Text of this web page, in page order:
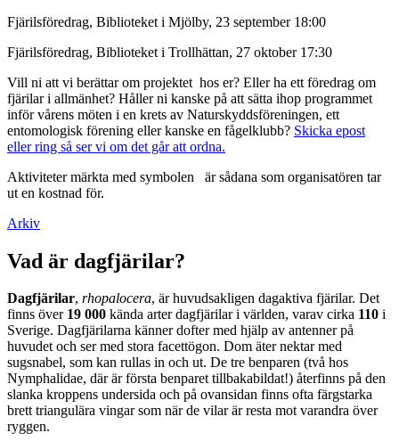
Fjärilsföredrag, Biblioteket i Mjölby, 23 september 18:00
Fjärilsföredrag, Biblioteket i Trollhättan, 27 oktober 17:30
Vill ni att vi berättar om projektet hos er? Eller ha ett föredrag om
fjärilar i allmänhet? Håller ni kanske på att sätta ihop programmet
inför vårens möten i en krets av Naturskyddsföreningen, ett
entomologisk förening eller kanske en fågelklubb? Skicka epost
eller ring så ser vi om det går att ordna.
Aktiviteter märkta med symbolen
är sådana som organisatören tar
ut en kostnad för.
Arkiv
Vad är dagfjärilar?
Dagfjärilar, rhopalocera, är huvudsakligen dagaktiva fjärilar. Det
finns över 19 000 kända arter dagfjärilar i världen, varav cirka 110 i
Sverige. Dagfjärilarna känner dofter med hjälp av antenner på
huvudet och ser med stora facettögon. Dom äter nektar med
sugsnabel, som kan rullas in och ut. De tre benparen (två hos
Nymphalidae, där är första benparet tillbakabildat!) återfinns på den
slanka kroppens undersida och på ovansidan finns ofta färgstarka
brett triangulära vingar som när de vilar är resta mot varandra över
ryggen.